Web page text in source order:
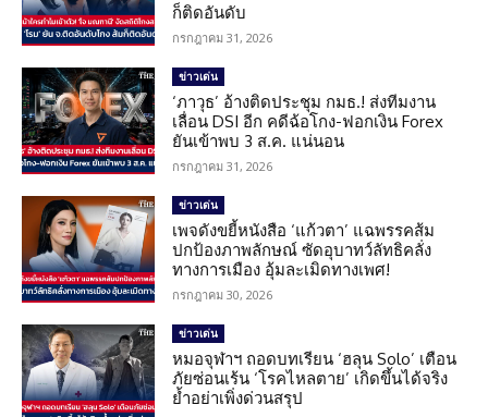
ก็ติดอันดับ
กรกฎาคม 31, 2026
ข่าวเด่น
‘ภาวุธ’ อ้างติดประชุม กมธ.! ส่งทีมงาน
เลื่อน DSI อีก คดีฉ้อโกง-ฟอกเงิน Forex
ยันเข้าพบ 3 ส.ค. แน่นอน
กรกฎาคม 31, 2026
ข่าวเด่น
เพจดังขยี้หนังสือ ‘แก้วตา’ แฉพรรคส้ม
ปกป้องภาพลักษณ์ ซัดอุบาทว์ลัทธิคลั่ง
ทางการเมือง อุ้มละเมิดทางเพศ!
กรกฎาคม 30, 2026
ข่าวเด่น
หมอจุฬาฯ ถอดบทเรียน ‘ฮลุน Solo’ เตือน
ภัยซ่อนเร้น ‘โรคไหลตาย’ เกิดขึ้นได้จริง
ย้ำอย่าเพิ่งด่วนสรุป